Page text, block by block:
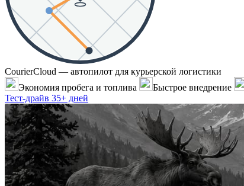
CourierCloud — автопилот для курьерской логистики
Экономия пробега и топлива
Быстрое внедрение
Тест-драйв 35+ дней